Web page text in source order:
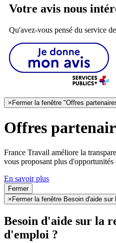
Votre avis nous
Qu'avez-vous pensé du service
× Fermer la fenêtre "Offres
Offres
France Travail améliore la
vous proposant plus d'opportunités
En savoir plus
Fermer
×Fermer la fenêtre Besoin d'aide
Besoin d'aide sur la
d'emploi ?